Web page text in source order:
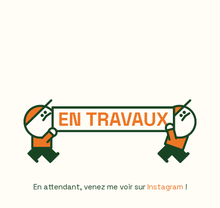
En attendant, venez me voir sur Instagram !